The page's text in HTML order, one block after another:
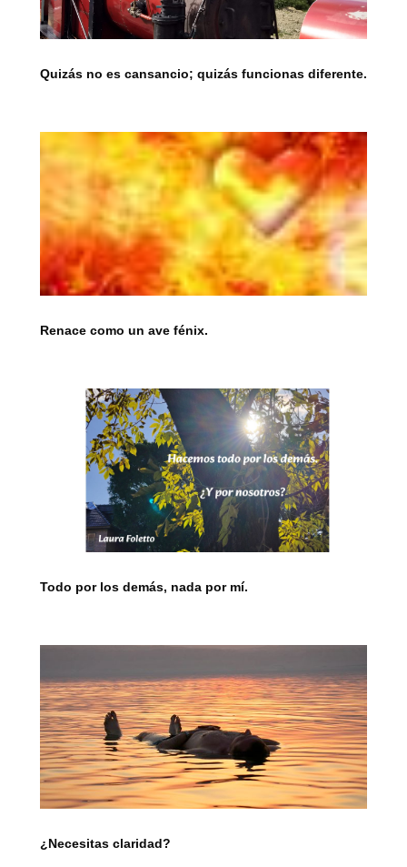
Quizás no es cansancio; quizás funcionas diferente.
Renace como un ave fénix.
Todo por los demás, nada por mí.
¿Necesitas claridad?